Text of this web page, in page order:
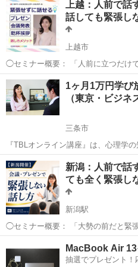
スです。 ～コース受講の流れ～ ①第１部～第4部の動画セミナーを受
講 ↓ ②課題提出 ...
上越：人前で話
話しても緊張し
上越市
◯セミナー概要： 「人前に立つだけ
直前、手が震えて頭が真っ白になる
まう…」 そんな経験はありませんか？ 多くの方が、「人前で話
と」に苦手意識を...
新潟 上越市 話し方 あが
1ヶ月1万円学び
（東京・ビジ
三条市
『TBLオンライン講座』は、心理学
クが、世界中どこにいても、いつで
タブレットで学べます。 心理カウン
アップをしたい人向けのオンライン
新潟 三条市 セラピー
新潟：人前で話
ても全く緊張し
新潟駅
◯セミナー概要： 「大勢の前だと緊
がいると急にしゃべれなくなる。。
しまう。。」 結果、準備していたことの半分も伝えられなかったり、
思っていることが伝...
MacBook Air
抽選でプレゼント！